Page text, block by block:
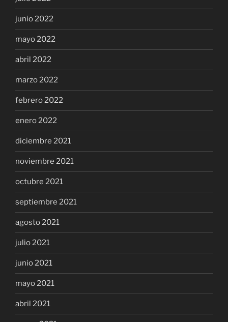
junio 2022
mayo 2022
abril 2022
marzo 2022
febrero 2022
enero 2022
diciembre 2021
noviembre 2021
octubre 2021
septiembre 2021
agosto 2021
julio 2021
junio 2021
mayo 2021
abril 2021